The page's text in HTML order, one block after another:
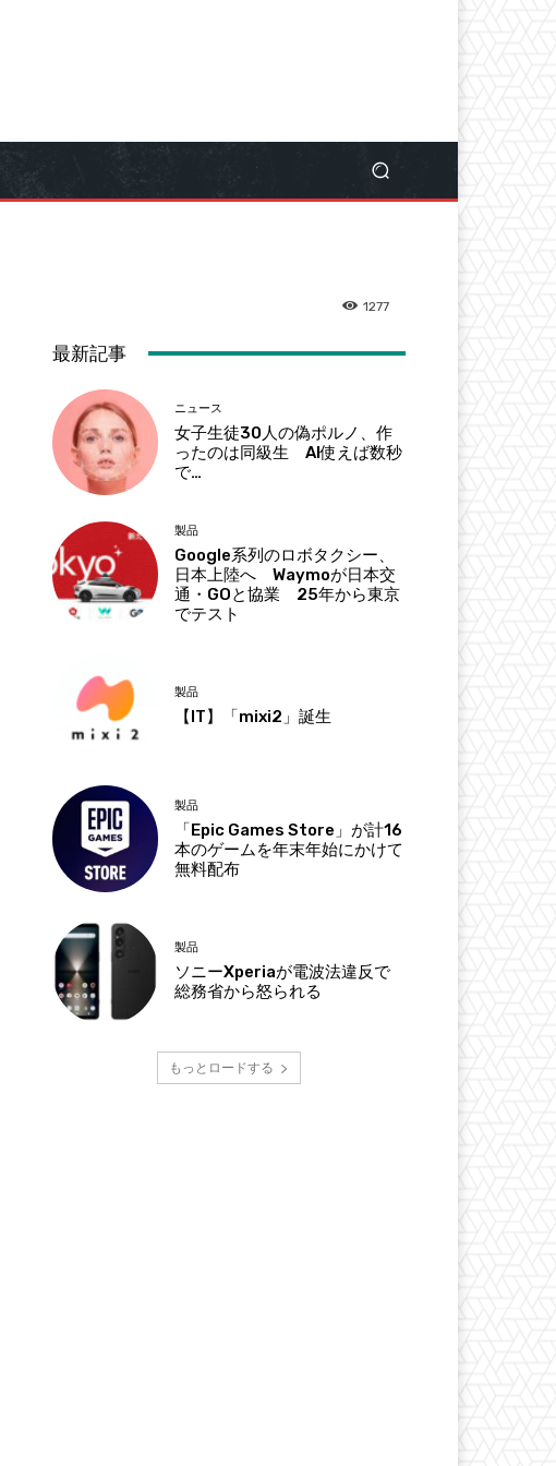
1277
最新記事
ニュース
女子生徒30人の偽ポルノ、作
ったのは同級生 AI使えば数秒
で…
製品
Google系列のロボタクシー、
日本上陸へ Waymoが日本交
通・GOと協業 25年から東京
でテスト
製品
【IT】「mixi2」誕生
製品
「Epic Games Store」が計16
本のゲームを年末年始にかけて
無料配布
製品
ソニーXperiaが電波法違反で
総務省から怒られる
もっとロードする